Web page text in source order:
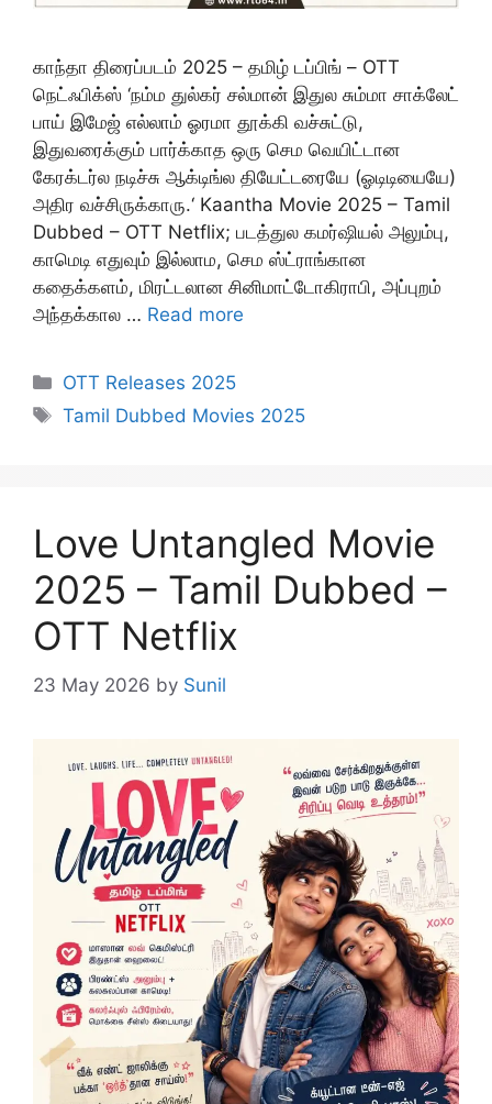
காந்தா திரைப்படம் 2025 – தமிழ் டப்பிங் – OTT
நெட்ஃபிக்ஸ் ‘நம்ம துல்கர் சல்மான் இதுல சும்மா சாக்லேட்
பாய் இமேஜ் எல்லாம் ஓரமா தூக்கி வச்சுட்டு,
இதுவரைக்கும் பார்க்காத ஒரு செம வெயிட்டான
கேரக்டர்ல நடிச்சு ஆக்டிங்ல தியேட்டரையே (ஓடிடியையே)
அதிர வச்சிருக்காரு.‘ Kaantha Movie 2025 – Tamil
Dubbed – OTT Netflix; படத்துல கமர்ஷியல் அலும்பு,
காமெடி எதுவும் இல்லாம, செம ஸ்ட்ராங்கான
கதைக்களம், மிரட்டலான சினிமாட்டோகிராபி, அப்புறம்
அந்தக்கால … Read more
Categories
OTT Releases 2025
Tags
Tamil Dubbed Movies 2025
Love Untangled Movie
2025 – Tamil Dubbed –
OTT Netflix
23 May 2026 by Sunil